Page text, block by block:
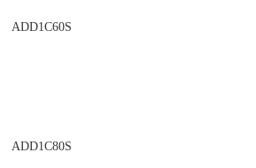
ADD1C60S
ADD1C80S